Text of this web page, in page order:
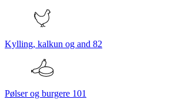
Kylling, kalkun og and 82
Pølser og burgere 101